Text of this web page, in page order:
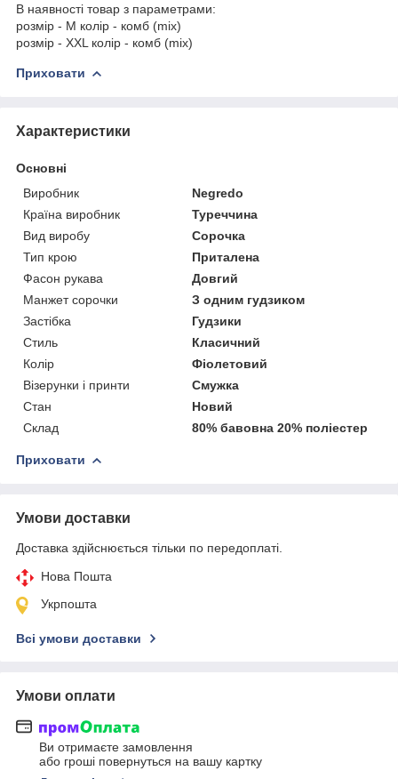
В наявності товар з параметрами:
розмір - M колір - комб (mix)
розмір - XXL колір - комб (mix)
Приховати
Характеристики
Основні
Виробник
Negredo
Країна виробник
Туреччина
Вид виробу
Сорочка
Тип крою
Приталена
Фасон рукава
Довгий
Манжет сорочки
З одним гудзиком
Застібка
Гудзики
Стиль
Класичний
Колір
Фіолетовий
Візерунки і принти
Смужка
Стан
Новий
Склад
80% бавовна 20% поліестер
Приховати
Умови доставки
Доставка здійснюється тільки по передоплаті.
Нова Пошта
Укрпошта
Всі умови доставки
Умови оплати
Ви отримаєте замовлення
або гроші повернуться на вашу картку